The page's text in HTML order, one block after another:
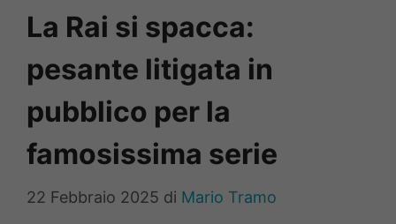
La Rai si spacca:
pesante litigata in
pubblico per la
famosissima serie
22 Febbraio 2025 di Mario Tramo